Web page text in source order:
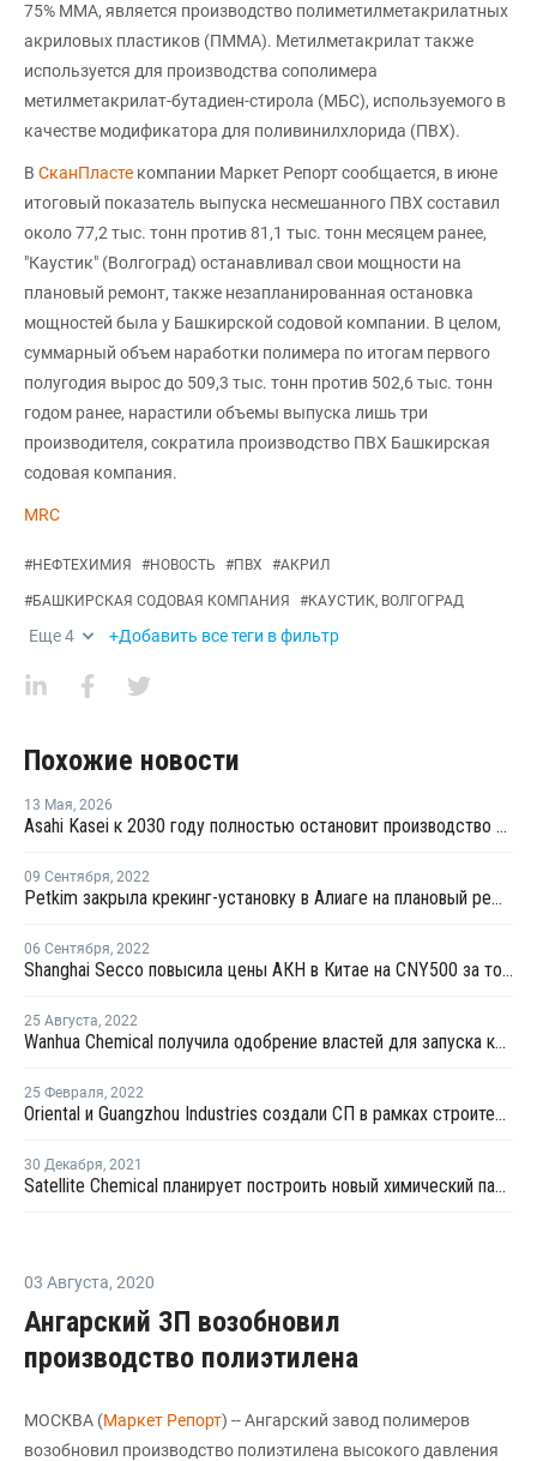
75% ММА, является производство полиметилметакрилатных
акриловых пластиков (ПММА). Метилметакрилат также
используется для производства сополимера
метилметакрилат-бутадиен-стирола (МБС), используемого в
качестве модификатора для поливинилхлорида (ПВХ).
В СканПласте компании Маркет Репорт сообщается, в июне
итоговый показатель выпуска несмешанного ПВХ составил
около 77,2 тыс. тонн против 81,1 тыс. тонн месяцем ранее,
"Каустик" (Волгоград) останавливал свои мощности на
плановый ремонт, также незапланированная остановка
мощностей была у Башкирской содовой компании. В целом,
суммарный объем наработки полимера по итогам первого
полугодия вырос до 509,3 тыс. тонн против 502,6 тыс. тонн
годом ранее, нарастили объемы выпуска лишь три
производителя, сократила производство ПВХ Башкирская
содовая компания.
MRC
#НЕФТЕХИМИЯ #НОВОСТЬ #ПВХ #АКРИЛ
#БАШКИРСКАЯ СОДОВАЯ КОМПАНИЯ #КАУСТИК, ВОЛГОГРАД
Еще4 +Добавить все теги в фильтр
Похожие новости
13 Мая, 2026
Asahi Kasei к 2030 году полностью остановит производство полиэтилена
09 Сентября, 2022
Petkim закрыла крекинг-установку в Алиаге на плановый ремонт
06 Сентября, 2022
Shanghai Secco повысила цены АКН в Китае на CNY500 за тонну
25 Августа, 2022
Wanhua Chemical получила одобрение властей для запуска крекинг-установки №2 в Китае
25 Февраля, 2022
Oriental и Guangzhou Industries создали СП в рамках строительства производства АКН и АБС в Китае
30 Декабря, 2021
Satellite Chemical планирует построить новый химический парк в Китае
03 Августа, 2020
Ангарский ЗП возобновил
производство полиэтилена
МОСКВА (Маркет Репорт) -- Ангарский завод полимеров
возобновил производство полиэтилена высокого давления